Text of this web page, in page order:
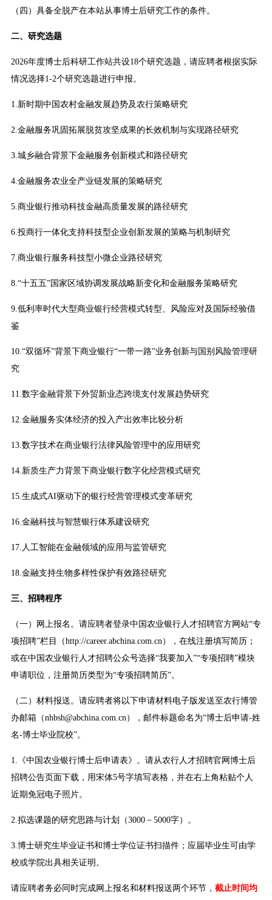
（四）具备全脱产在本站从事博士后研究工作的条件。
二、研究选题
2026年度博士后科研工作站共设18个研究选题，请应聘者根据实际
情况选择1-2个研究选题进行申报。
1.新时期中国农村金融发展趋势及农行策略研究
2.金融服务巩固拓展脱贫攻坚成果的长效机制与实现路径研究
3.城乡融合背景下金融服务创新模式和路径研究
4.金融服务农业全产业链发展的策略研究
5.商业银行推动科技金融高质量发展的路径研究
6.投商行一体化支持科技型企业创新发展的策略与机制研究
7.商业银行服务科技型小微企业路径研究
8.“十五五”国家区域协调发展战略新变化和金融服务策略研究
9.低利率时代大型商业银行经营模式转型、风险应对及国际经验借
鉴
10.“双循环”背景下商业银行“一带一路”业务创新与国别风险管理研
究
11.数字金融背景下外贸新业态跨境支付发展趋势研究
12.金融服务实体经济的投入产出效率比较分析
13.数字技术在商业银行法律风险管理中的应用研究
14.新质生产力背景下商业银行数字化经营模式研究
15.生成式AI驱动下的银行经营管理模式变革研究
16.金融科技与智慧银行体系建设研究
17.人工智能在金融领域的应用与监管研究
18.金融支持生物多样性保护有效路径研究
三、招聘程序
（一）网上报名。请应聘者登录中国农业银行人才招聘官方网站“专
项招聘”栏目（http://career.abchina.com.cn），在线注册填写简历；
或在中国农业银行人才招聘公众号选择“我要加入”“专项招聘”模块
申请职位，注册简历类型为“专项招聘简历”。
（二）材料报送。请应聘者将以下申请材料电子版发送至农行博管
办邮箱（nhbsh@abchina.com.cn），邮件标题命名为“博士后申请-姓
名-博士毕业院校”。
1.《中国农业银行博士后申请表》。请从农行人才招聘官网博士后
招聘公告页面下载，用宋体5号字填写表格，并在右上角粘贴个人
近期免冠电子照片。
2.拟选课题的研究思路与计划（3000－5000字）。
3.博士研究生毕业证书和博士学位证书扫描件；应届毕业生可由学
校或学院出具相关证明。
请应聘者务必同时完成网上报名和材料报送两个环节， 截止时间均